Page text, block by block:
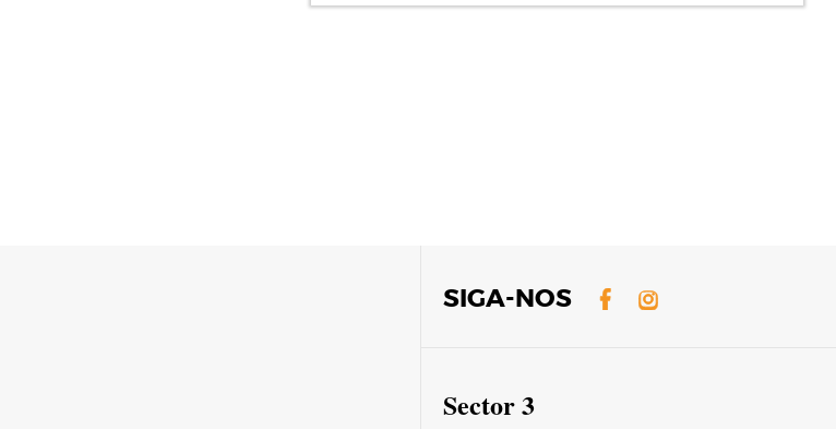
SIGA-NOS Facebook
Instagram
Sector 3